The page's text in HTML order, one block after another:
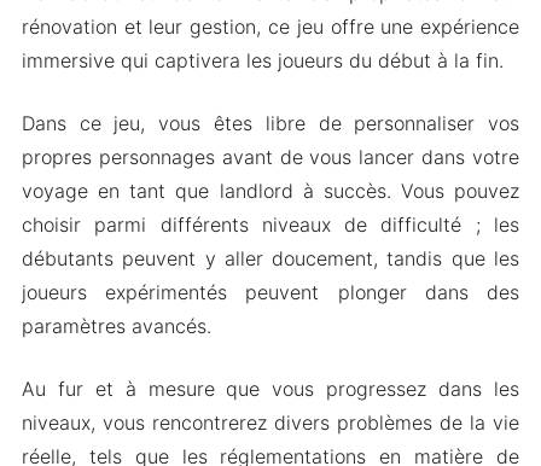
2024
rénovation et leur gestion, ce jeu offre une expérience
immersive qui captivera les joueurs du début à la fin.
Dans ce jeu, vous êtes libre de personnaliser vos
propres personnages avant de vous lancer dans votre
voyage en tant que landlord à succès. Vous pouvez
choisir parmi différents niveaux de difficulté ; les
débutants peuvent y aller doucement, tandis que les
joueurs expérimentés peuvent plonger dans des
paramètres avancés.
Au fur et à mesure que vous progressez dans les
niveaux, vous rencontrerez divers problèmes de la vie
réelle, tels que les réglementations en matière de